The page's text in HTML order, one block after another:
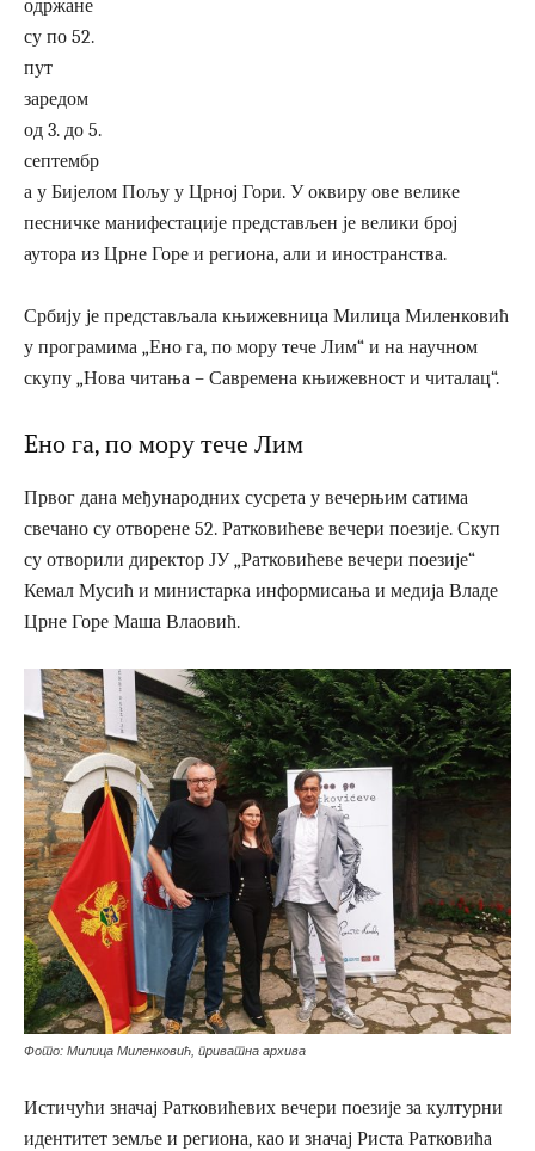
одржане
су по 52.
пут
заредом
од 3. до 5.
септембр
а у Бијелом Пољу у Црној Гори. У оквиру ове велике
песничке манифестације представљен је велики број
аутора из Црне Горе и региона, али и иностранства.
Србију је представљала књижевница Милица Миленковић
у програмима „Ено га, по мору тече Лим“ и на научном
скупу „Нова читања – Савремена књижевност и читалац“.
Eно га, по мору тече Лим
Првог дана међународних сусрета у вечерњим сатима
свечано су отворене 52. Ратковићеве вечери поезије. Скуп
су отворили директор ЈУ „Ратковићеве вечери поезије“
Кемал Мусић и министарка информисања и медија Владе
Црне Горе Маша Влаовић.
Фото: Милица Миленковић, приватна архива
Истичући значај Ратковићевих вечери поезије за културни
идентитет земље и региона, као и значај Риста Ратковића